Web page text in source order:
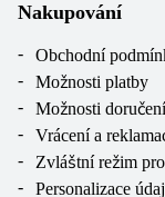
Nakupování
Obchodní
Možnosti platby
Možnosti doručení
Vrácení a
Zvláštní režim
Personalizace